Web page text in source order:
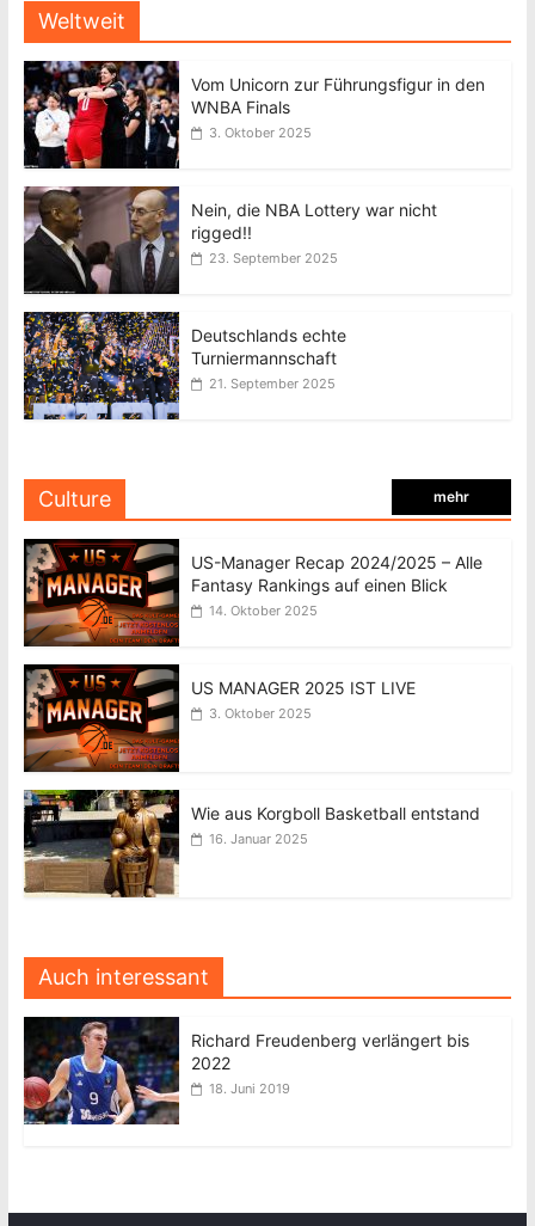
Weltweit
Vom Unicorn zur Führungsfigur in den
WNBA Finals
3. Oktober 2025
Nein, die NBA Lottery war nicht
rigged!!
23. September 2025
Deutschlands echte
Turniermannschaft
21. September 2025
Culture mehr
US-Manager Recap 2024/2025 – Alle
Fantasy Rankings auf einen Blick
14. Oktober 2025
US MANAGER 2025 IST LIVE
3. Oktober 2025
Wie aus Korgboll Basketball entstand
16. Januar 2025
Auch interessant
Richard Freudenberg verlängert bis
2022
18. Juni 2019